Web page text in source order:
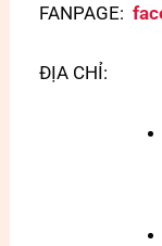
FANPAGE:
ĐỊA CHỈ: